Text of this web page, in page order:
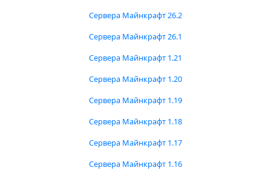
Сервера Майнкрафт 26.2
Сервера Майнкрафт 26.1
Сервера Майнкрафт 1.21
Сервера Майнкрафт 1.20
Сервера Майнкрафт 1.19
Сервера Майнкрафт 1.18
Сервера Майнкрафт 1.17
Сервера Майнкрафт 1.16